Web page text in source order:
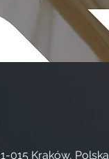
015 Kraków, Polska